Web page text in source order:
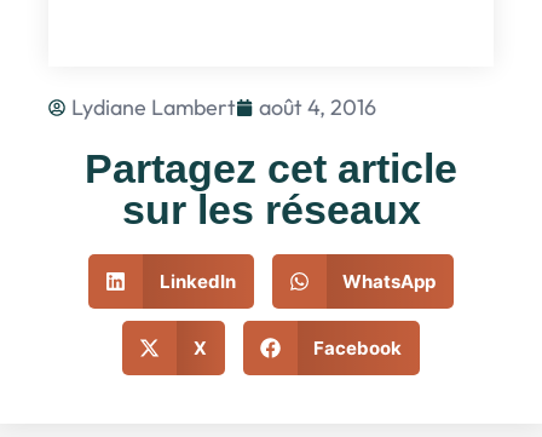
Lydiane Lambert août 4, 2016
Partagez cet article
sur les réseaux
LinkedIn WhatsApp
X Facebook